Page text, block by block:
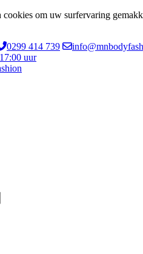
om uw surfervaring
0299 414 739
uur